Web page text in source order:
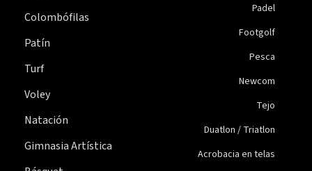
Colombófilas
Patín
Turf
Voley
Natación
Gimnasia Artística
Padel
Footgolf
Pesca
Newcom
Tejo
Duatlon / Triatlon
Acrobacia en telas